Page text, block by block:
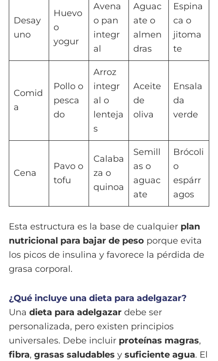
Desay
uno
Huevo
o
yogur
Avena
o pan
integr
al
Aguac
ate o
almen
dras
Espina
ca o
jitoma
te
Comid
a
Pollo o
pesca
do
Arroz
integr
al o
lenteja
s
Aceite
de
oliva
Ensala
da
verde
Cena
Pavo o
tofu
Calaba
za o
quinoa
Semill
as o
aguac
ate
Brócoli
o
espárr
agos
Esta estructura es la base de cualquier plan
nutricional para bajar de peso porque evita
los picos de insulina y favorece la pérdida de
grasa corporal.
¿Qué incluye una dieta para adelgazar?
Una dieta para adelgazar debe ser
personalizada, pero existen principios
universales. Debe incluir proteínas magras,
fibra, grasas saludables y suficiente agua. El